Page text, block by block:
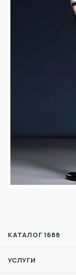
КАТАЛОГ 1688
УСЛУГИ